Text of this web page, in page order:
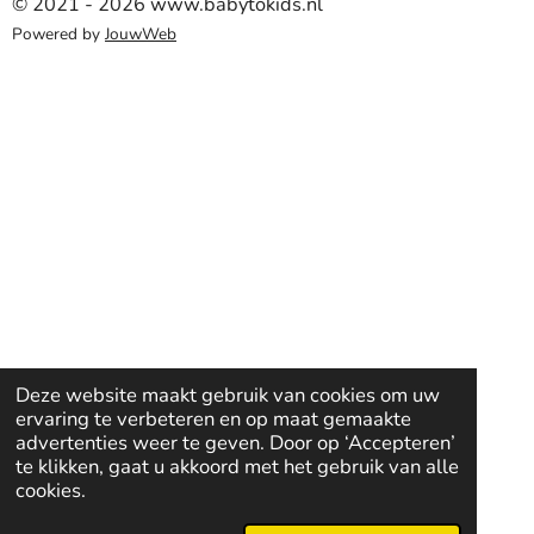
Deze website maakt gebruik van cookies om uw
ervaring te verbeteren en op maat gemaakte
advertenties weer te geven. Door op ‘Accepteren’
te klikken, gaat u akkoord met het gebruik van alle
cookies.
Powered by JouwWeb